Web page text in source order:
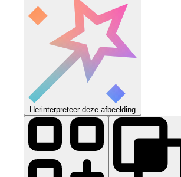
Herinterpreteer deze afbeelding